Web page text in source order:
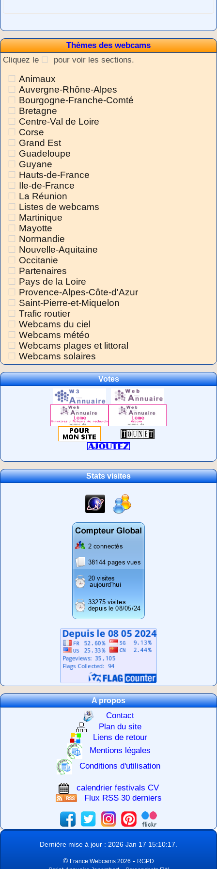
Thèmes des webcams
Cliquez le
pour voir les sections.
Animaux
Auvergne-Rhône-Alpes
Bourgogne-Franche-Comté
Bretagne
Centre-Val de Loire
Corse
Grand Est
Guadeloupe
Guyane
Hauts-de-France
Ile-de-France
La Réunion
Listes de webcams
Martinique
Mayotte
Normandie
Nouvelle-Aquitaine
Occitanie
Partenaires
Pays de la Loire
Provence-Alpes-Côte-d'Azur
Saint-Pierre-et-Miquelon
Trafic routier
Webcams du ciel
Webcams météo
Webcams plages et littoral
Webcams solaires
Votes
Stats visites
A propos
Contact
Plan du site
Liens de retour
Mentions légales
Conditions d'utilisation
calendrier festivals CV
Flux RSS 30 derniers
Dernière mise à jour : 2026 Jan 17 15:10:17.
© France Webcams 2026 - RGPD